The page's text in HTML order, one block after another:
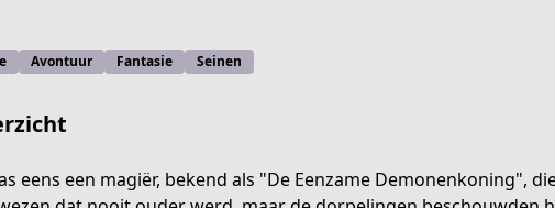
4442-8830-d037d616ead4
Avontuur Fantasie Seinen
eens een magiër, bekend als "De Eenzame Demonenkoning",